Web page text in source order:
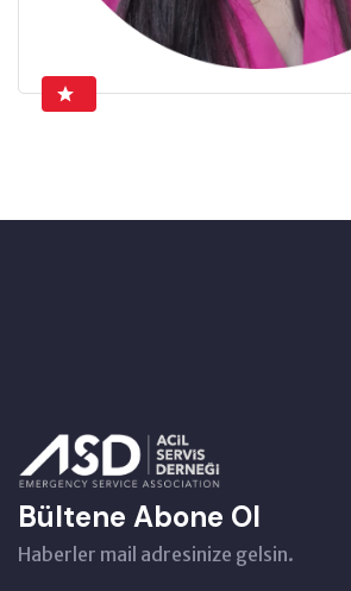
Bültene Abone Ol
Haberler mail adresinize gelsin.